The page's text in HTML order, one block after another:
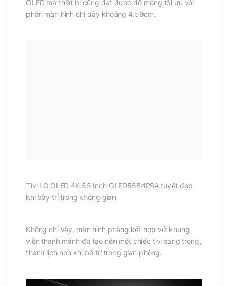
OLED mà thiết bị cũng đạt được độ mỏng tối ưu với
phần màn hình chỉ dày khoảng 4.59cm.
Tivi LG OLED 4K 55 Inch OLED55B4PSA tuyệt đẹp
khi bày trí trong không gian
Không chỉ vậy, màn hình phẳng kết hợp với khung
viền thanh mảnh đã tạo nên một chiếc tivi sang trọng,
thanh lịch hơn khi bố trí trong gian phòng.